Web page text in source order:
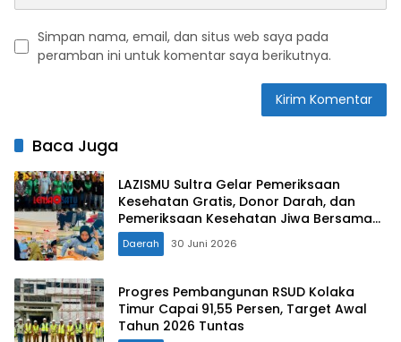
Simpan nama, email, dan situs web saya pada
peramban ini untuk komentar saya berikutnya.
Baca Juga
LAZISMU Sultra Gelar Pemeriksaan
Kesehatan Gratis, Donor Darah, dan
Pemeriksaan Kesehatan Jiwa Bersama
Berbagai Mitra Strategis
Daerah 30 Juni 2026
Progres Pembangunan RSUD Kolaka
Timur Capai 91,55 Persen, Target Awal
Tahun 2026 Tuntas